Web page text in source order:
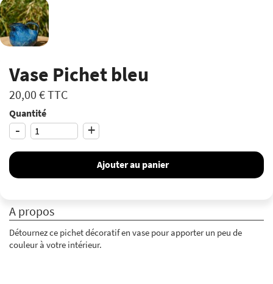
Vase Pichet bleu
20,00 €TTC
Quantité
- +
Ajouter au panier
A propos
Détournez ce pichet décoratif en vase pour apporter un peu de
couleur à votre intérieur.